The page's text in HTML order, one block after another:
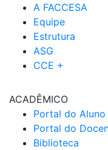
A FACCESA
Equipe
Estrutura
ASG
CCE +
ACADÊMICO
Portal do Aluno
Portal do
Biblioteca